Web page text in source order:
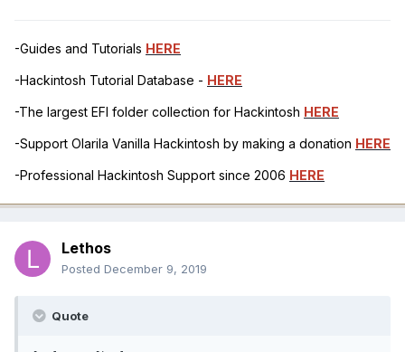
-Guides and Tutorials HERE
-Hackintosh Tutorial Database - HERE
-The largest EFI folder collection for Hackintosh HERE
-Support Olarila Vanilla Hackintosh by making a donation HERE
-Professional Hackintosh Support since 2006 HERE
Lethos
Posted December 9, 2019
Quote